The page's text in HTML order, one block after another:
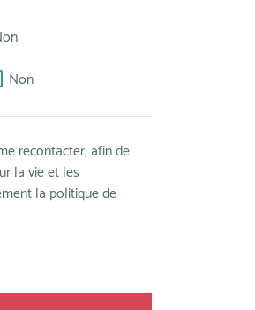
Non
recontacter, afin de
la vie et les
la politique de